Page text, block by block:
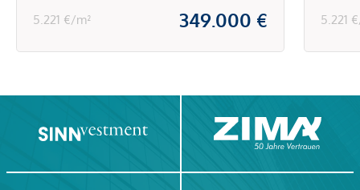
5.221 €/m² 349.000 € 5.221